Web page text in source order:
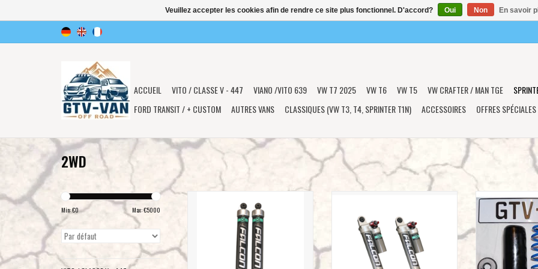
ACCUEIL VITO / CLASSE V - 447 VIANO /VITO 639 VW T7 2025 VW T6 VW T5 VW CRAFTER / MAN TGE
FORD TRANSIT / + CUSTOM
AUTRES VANS CLASSIQUES (VW T3, T4, SPRINTER T1N) ACCESSOIRES OFFRES SPÉCIALES
2WD
Min: €0 Max: €5000
kit des amortisseurs ARRIÈRE pour
Mercedes SPRINTER 2WD (1994+) PAIR
AJOUTER AU PANIER
AVEC RÉGLAGE DE COMPRESSION pour
Mercedes SPRINTER 2WD (1994+ 1
roue arrière) PAIR
AJOUTER AU PANIER
Kit de ressorts
avant –
AJOUTER
Veuillez accepter les cookies afin de rendre ce site plus fonctionnel. D'accord? Oui Non En savoir